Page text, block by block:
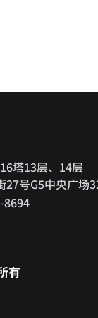
塔13层、14层
27号G5中央广场
8694
有